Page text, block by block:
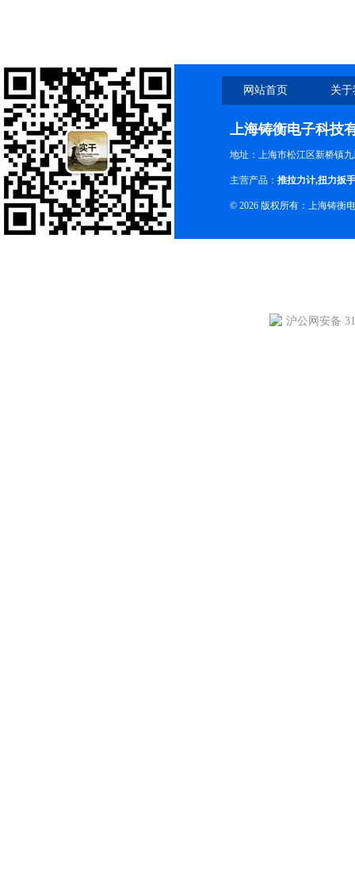
网站首页 关
上海铸衡电子科技
地址：上海市松江区新桥镇
主营产品： 推拉力计,扭力扳手
© 2026 版权所有：上海铸衡
沪公网安备